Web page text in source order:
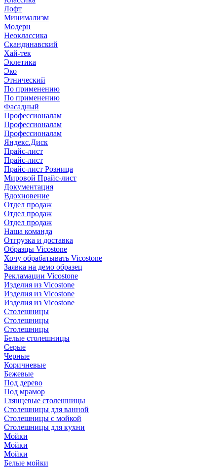
Лофт
Минимализм
Модерн
Неоклассика
Скандинавский
Хай-тек
Эклетика
Эко
Этнический
По применению
По применению
Фасадный
Профессионалам
Профессионалам
Профессионалам
Яндекс.Диск
Прайс-лист
Прайс-лист
Прайс-лист Розница
Мировой Прайс-лист
Документация
Вдохновение
Отдел продаж
Отдел продаж
Отдел продаж
Наша команда
Отгрузка и доставка
Образцы Vicostone
Хочу обрабатывать Vicostone
Заявка на демо образец
Рекламации Vicostone
Изделия из Vicostone
Изделия из Vicostone
Изделия из Vicostone
Столешницы
Столешницы
Столешницы
Белые столешницы
Серые
Черные
Коричневые
Бежевые
Под дерево
Под мрамор
Глянцевые столешницы
Столешницы для ванной
Столешницы с мойкой
Столешницы для кухни
Мойки
Мойки
Мойки
Белые мойки